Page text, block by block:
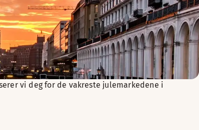
vi deg for de vakreste julemarkedene i